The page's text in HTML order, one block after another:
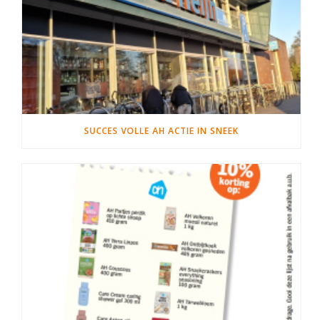
SUCCES VOLLE AH ACTIE IN SNEEK